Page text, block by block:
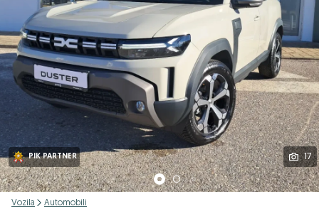
PIK PARTNER 17
Vozila Automobili